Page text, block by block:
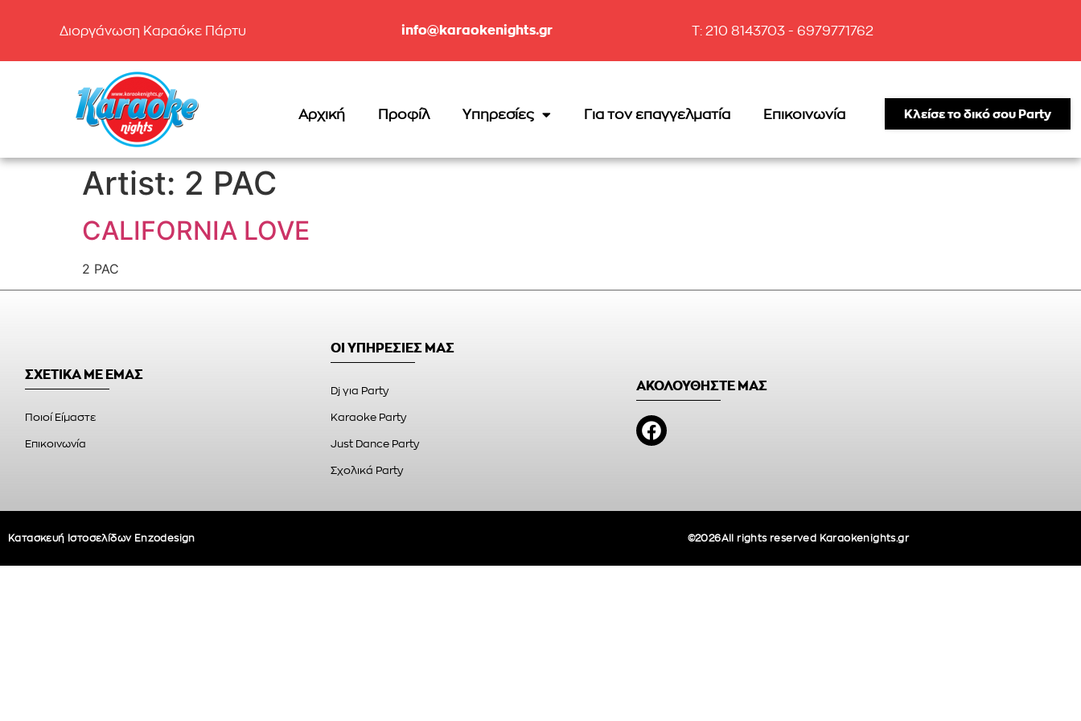
Διοργάνωση Καραόκε Πάρτυ info@karaokenights.gr T: 210 8143703 - 6979771762
Αρχική Προφίλ Υπηρεσίες Για τον επαγγελματία Επικοινωνία Κλείσε το δικό σου Party
Artist: 2 PAC
CALIFORNIA LOVE
2 PAC
ΣΧΕΤΙΚΑ ΜΕ ΕΜΑΣ
Ποιοί Είμαστε
Επικοινωνία
ΟΙ ΥΠΗΡΕΣΙΕΣ ΜΑΣ
Dj για Party
Karaoke Party
Just Dance Party
Σχολικά Party
ΑΚΟΛΟΥΘΗΣΤΕ ΜΑΣ
Κατασκευή Ιστοσελίδων Enzodesign ©2026All rights reserved Karaokenights.gr